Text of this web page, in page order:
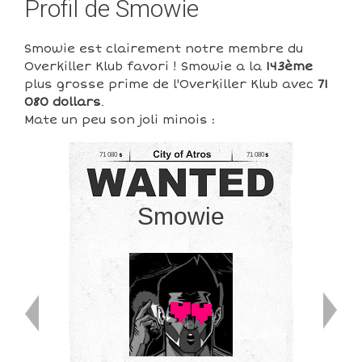
Profil de Smowie
Smowie est clairement notre membre du
Overkiller Klub favori ! Smowie a la 143ème
plus grosse prime de l'Overkiller Klub avec 71
080 dollars.
Mate un peu son joli minois :
71 080
Smowie
71 080